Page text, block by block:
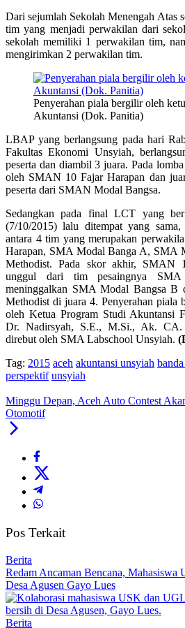
Dari sejumlah Sekolah Menengah Atas
tim yang menjadi perwakilan dari
sekolah memiliki 1 perwakilan tim,
mengirimkan 2 perwakilan tim.
Penyerahan piala bergilir oleh
Akuntansi (Dok. Panitia)
LBAP yang berlangsung pada hari
Fakultas Ekonomi Unsyiah,
peserta dan diambil 3 juara. Pada
oleh SMAN 10 Fajar Harapan dan
peserta dari SMAN Modal Bangsa.
Sedangkan pada final LCT yang
(7/10/2015) lalu ditempat yang sama,
antara 4 tim yang merupakan
Harapan, SMA Modal Banga A, SMA
Methodist. Pada skor akhir, SMAN
unggul dari tim pesaingnya
meninggalkan SMA Modal Bangsa B
Methodist di juara 4. Penyerahan piala
oleh Ketua Program Studi Akuntansi
Dr. Nadirsyah, S.E., M.Si., Ak.
direbut oleh SMA Labschool Unsyiah.
Tag: 2015 aceh akuntansi unsyiah
perspektif unsyiah
Minggu Depan, Aceh Auto Contest
Otomotif
Pos Terkait
Berita
Redam Ancaman Bencana, Mahasiswa
Desa Agusen Gayo Lues
Berita